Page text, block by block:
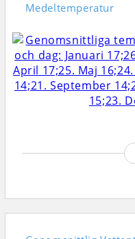
Medeltemperatur